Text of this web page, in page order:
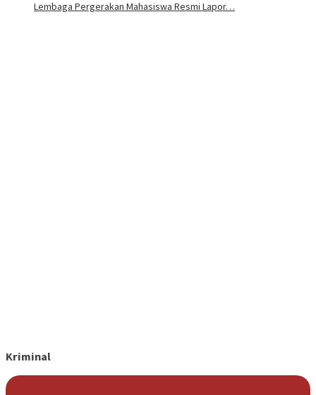
Lembaga Pergerakan Mahasiswa Resmi Lapor…
Kriminal